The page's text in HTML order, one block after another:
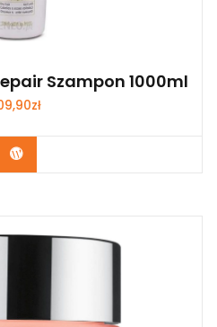
Szampon 1000ml
zł
Zobacz